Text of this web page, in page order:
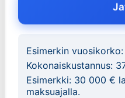
Esimerkin vuosikorko:
Kokonaiskustannus:
Esimerkki: 30 000 €
maksuajalla.